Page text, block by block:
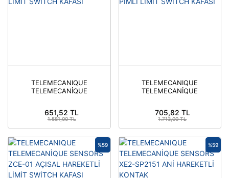
TELEMECANIQUE
TELEMECANİQUE
LİMİT SWİTCH KAFASI
651,52 TL
1.581,00 TL
TELEMECANIQUE
TELEMECANİQUE
LİMİT SWİTCH KAFASI
705,82 TL
1.713,00 TL
%59 %59